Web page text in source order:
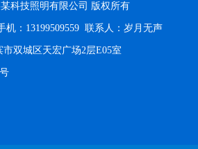
科技照明有限公司 版权所有
机：13199509559 联系人：岁月无声
双城区天宏广场2层E05室